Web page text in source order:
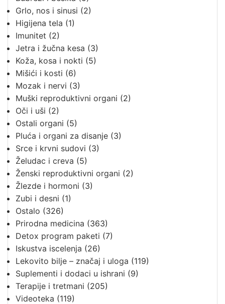
Grlo, nos i sinusi (2)
Higijena tela (1)
Imunitet (2)
Jetra i žučna kesa (3)
Koža, kosa i nokti (5)
Mišići i kosti (6)
Mozak i nervi (3)
Muški reproduktivni organi (2)
Oči i uši (2)
Ostali organi (5)
Pluća i organi za disanje (3)
Srce i krvni sudovi (3)
Želudac i creva (5)
Ženski reproduktivni organi (2)
Žlezde i hormoni (3)
Zubi i desni (1)
Ostalo (326)
Prirodna medicina (363)
Detox program paketi (7)
Iskustva iscelenja (26)
Lekovito bilje – značaj i uloga (119)
Suplementi i dodaci u ishrani (9)
Terapije i tretmani (205)
Videoteka (119)